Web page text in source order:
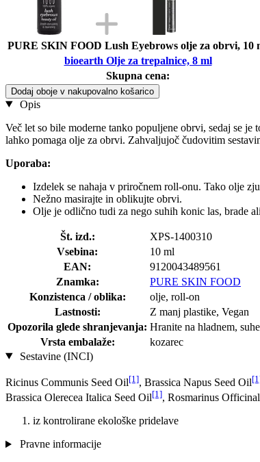
PURE SKIN FOOD Lush Eyebrows olje za obrvi, 10
bioearth Olje za trepalnice, 8 ml
Skupna cena:
Dodaj oboje v nakupovalno košarico
Opis
Več let so bile moderne tanko populjene obrvi, sedaj se
lahko pomaga olje za obrvi. Zahvaljujoč čudovitim
Uporaba:
Izdelek se nahaja v priročnem roll-onu. Tako olje
Nežno masirajte in oblikujte obrvi.
Olje je odlično tudi za nego suhih konic las, brade
Št. izd.:
XPS-1400310
Vsebina:
10 ml
EAN:
9120043489561
Znamka:
PURE SKIN FOOD
Konzistenca / oblika:
olje, roll-on
Lastnosti:
Z manj plastike, Vegan
Opozorila glede shranjevanja: Hranite na hladnem,
Vrsta embalaže:
kozarec
Sestavine (INCI)
Ricinus Communis Seed Oil[1], Brassica Napus Seed Oil
Brassica Olerecea Italica Seed Oil[1], Rosmarinus
iz kontrolirane ekološke pridelave
Pravne informacije